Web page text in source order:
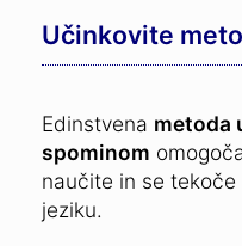
Učinkovite
Edinstvena metoda
spominom
naučite in se
jeziku.